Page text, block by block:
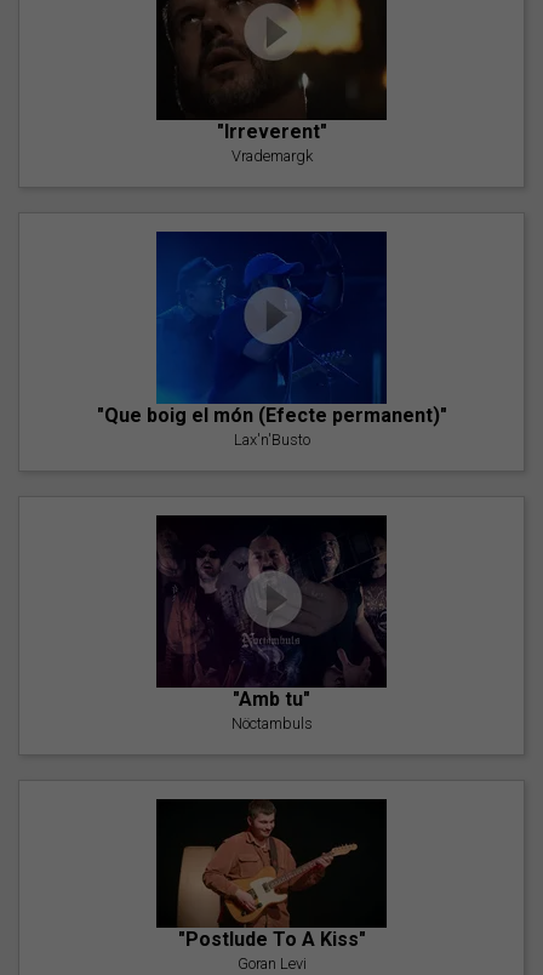
"Irreverent"
Vrademargk
"Que boig el món (Efecte permanent)"
Lax'n'Busto
"Amb tu"
Nöctambuls
"Postlude To A Kiss"
Goran Levi